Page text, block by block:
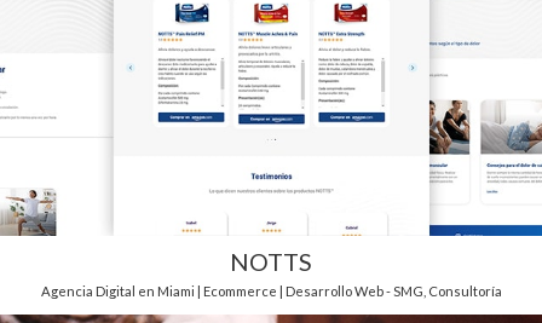
NOTTS
Agencia Digital en Miami | Ecommerce | Desarrollo Web - SMG Consultoría